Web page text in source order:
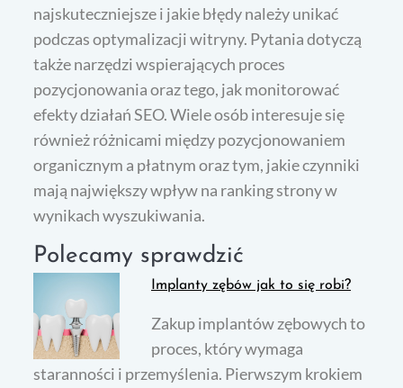
najskuteczniejsze i jakie błędy należy unikać
podczas optymalizacji witryny. Pytania dotyczą
także narzędzi wspierających proces
pozycjonowania oraz tego, jak monitorować
efekty działań SEO. Wiele osób interesuje się
również różnicami między pozycjonowaniem
organicznym a płatnym oraz tym, jakie czynniki
mają największy wpływ na ranking strony w
wynikach wyszukiwania.
Polecamy sprawdzić
Implanty zębów jak to się robi?
Zakup implantów zębowych to
proces, który wymaga
staranności i przemyślenia. Pierwszym krokiem